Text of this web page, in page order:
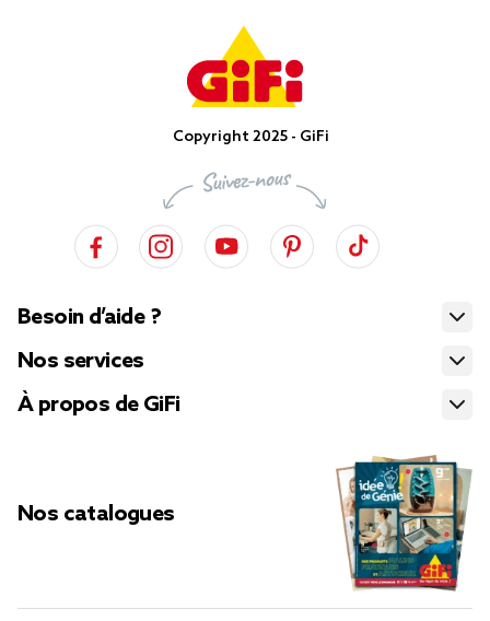
Copyright 2025 - GiFi
Besoin d’aide ?
Nos services
À propos de GiFi
Nos catalogues